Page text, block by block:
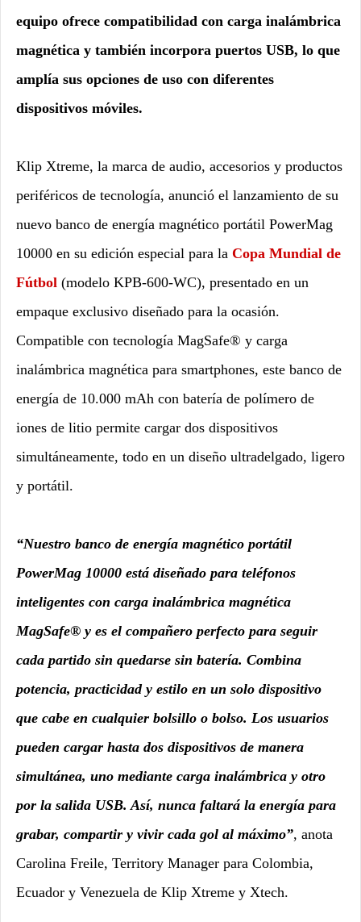
equipo ofrece compatibilidad con carga inalámbrica
magnética y también incorpora puertos USB, lo que
amplía sus opciones de uso con diferentes
dispositivos móviles.
Klip Xtreme, la marca de audio, accesorios y productos
periféricos de tecnología, anunció el lanzamiento de su
nuevo banco de energía magnético portátil PowerMag
10000 en su edición especial para la Copa Mundial de
Fútbol (modelo KPB-600-WC), presentado en un
empaque exclusivo diseñado para la ocasión.
Compatible con tecnología MagSafe® y carga
inalámbrica magnética para smartphones, este banco de
energía de 10.000 mAh con batería de polímero de
iones de litio permite cargar dos dispositivos
simultáneamente, todo en un diseño ultradelgado, ligero
y portátil.
“Nuestro banco de energía magnético portátil
PowerMag 10000 está diseñado para teléfonos
inteligentes con carga inalámbrica magnética
MagSafe® y es el compañero perfecto para seguir
cada partido sin quedarse sin batería. Combina
potencia, practicidad y estilo en un solo dispositivo
que cabe en cualquier bolsillo o bolso. Los usuarios
pueden cargar hasta dos dispositivos de manera
simultánea, uno mediante carga inalámbrica y otro
por la salida USB. Así, nunca faltará la energía para
grabar, compartir y vivir cada gol al máximo”, anota
Carolina Freile, Territory Manager para Colombia,
Ecuador y Venezuela de Klip Xtreme y Xtech.